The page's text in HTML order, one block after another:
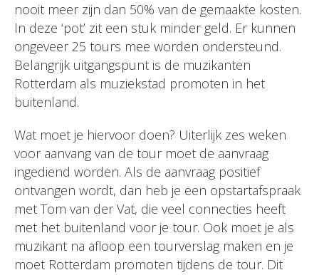
nooit meer zijn dan 50% van de gemaakte kosten.
In deze ‘pot’ zit een stuk minder geld. Er kunnen
ongeveer 25 tours mee worden ondersteund.
Belangrijk uitgangspunt is de muzikanten
Rotterdam als muziekstad promoten in het
buitenland.
Wat moet je hiervoor doen? Uiterlijk zes weken
voor aanvang van de tour moet de aanvraag
ingediend worden. Als de aanvraag positief
ontvangen wordt, dan heb je een opstartafspraak
met Tom van der Vat, die veel connecties heeft
met het buitenland voor je tour. Ook moet je als
muzikant na afloop een tourverslag maken en je
moet Rotterdam promoten tijdens de tour. Dit